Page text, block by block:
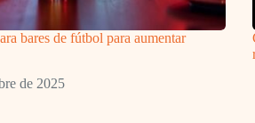
bares de fútbol para aumentar
de 2025